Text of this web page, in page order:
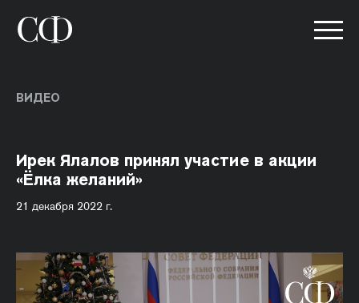
ВИДЕО
Ирек Ялалов принял участие в акции
«Ёлка желаний»
21 декабря 2022 г.